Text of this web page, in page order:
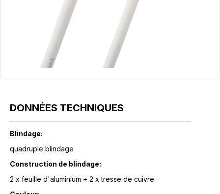
DONNÉES TECHNIQUES
Blindage:
quadruple blindage
Construction de blindage:
2 x feuille d'aluminium + 2 x tresse de cuivre